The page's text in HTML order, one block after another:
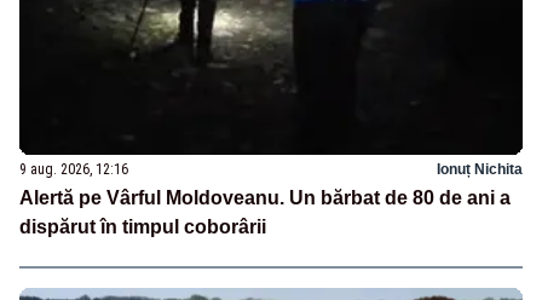
9 aug. 2026, 12:16 Ionuț Nichita
Alertă pe Vârful Moldoveanu. Un bărbat de 80 de ani a
dispărut în timpul coborârii